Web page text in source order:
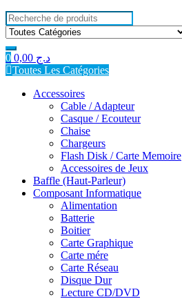
Search
for:
0 د.ج
Toutes Les Catégories
Accessoires
Cable / Adapteur
Casque / Ecouteur
Chaise
Chargeurs
Flash Disk / Carte Memoire
Accessoires de Jeux
Baffle (Haut-Parleur)
Composant Informatique
Alimentation
Batterie
Boitier
Carte Graphique
Carte mére
Carte Réseau
Disque Dur
Lecture CD/DVD